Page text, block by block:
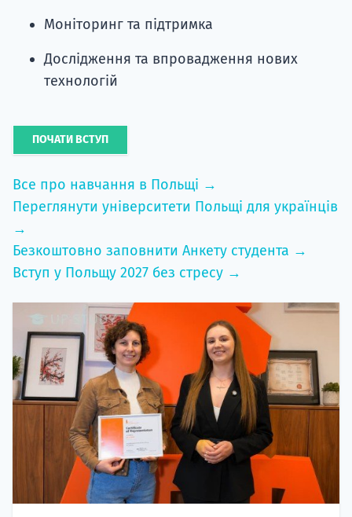
Моніторинг та підтримка
Дослідження та впровадження нових
технологій
ПОЧАТИ ВСТУП
Все про навчання в Польщі →
Переглянути університети Польщі для українців
→
Безкоштовно заповнити Анкету студента →
Вступ у Польщу 2027 без стресу →